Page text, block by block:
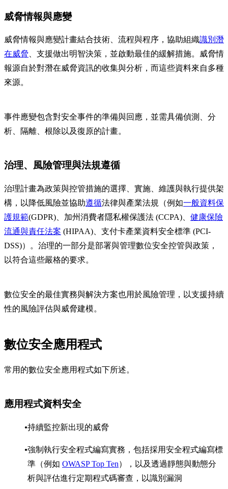
威脅情報與應變
威脅情報與應變計畫結合技術、流程與程序，協助組織識別潛
在威脅 、支援做出明智決策，並啟動最佳的緩解措施。威脅情
報源自於對潛在威脅資訊的收集與分析，而這些資料來自多種
來源。
事件應變包含對安全事件的準備與回應，並需具備偵測、分
析、隔離、根除以及復原的計畫。
治理、風險管理與法規遵循
治理計畫為政策與控管措施的選擇、實施、維護與執行提供架
構，以降低風險並協助遵循法律與產業法規（例如一般資料保
護規範(GDPR)、加州消費者隱私權保護法 (CCPA)、 健康保險
流通與責任法案 (HIPAA)、支付卡產業資料安全標準 (PCI-
DSS)）。治理的一部分是部署與管理數位安全控管與政策，
以符合這些嚴格的要求。
數位安全的最佳實務與解決方案也用於風險管理，以支援持續
性的風險評估與威脅建模。
數位安全應用程式
常用的數位安全應用程式如下所述。
應用程式資料安全
持續監控新出現的威脅
強制執行安全程式編寫實務，包括採用安全程式編寫標
準（例如 OWASP Top Ten），以及透過靜態與動態分
析與評估進行定期程式碼審查，以識別漏洞